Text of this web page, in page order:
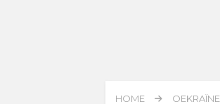
HOME OEKRAÏNE